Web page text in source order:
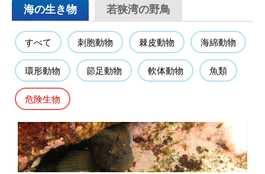
海の生き物 若狭湾の野鳥
すべて 刺胞動物 棘皮動物 海綿動物
環形動物 節足動物 軟体動物 魚類
危険生物